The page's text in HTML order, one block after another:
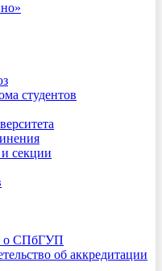
студентов
секции
о СПбГУП
об аккредитации